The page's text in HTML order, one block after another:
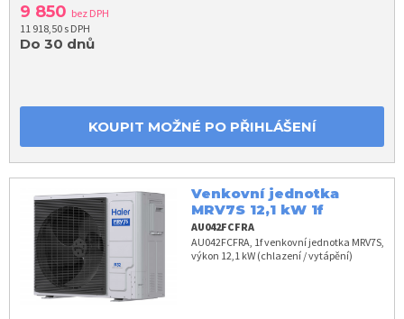
9 850 bez DPH
11 918,50 s DPH
Do 30 dnů
KOUPIT MOŽNÉ PO PŘIHLÁŠENÍ
Venkovní jednotka
MRV7S 12,1 kW 1f
AU042FCFRA
AU042FCFRA, 1f venkovní jednotka MRV7S,
výkon 12,1 kW (chlazení / vytápění)